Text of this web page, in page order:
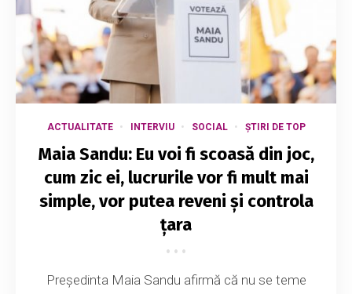
ACTUALITATE INTERVIU SOCIAL ȘTIRI DE TOP
Maia Sandu: Eu voi fi scoasă din joc,
cum zic ei, lucrurile vor fi mult mai
simple, vor putea reveni și controla
țara
Președinta Maia Sandu afirmă că nu se teme